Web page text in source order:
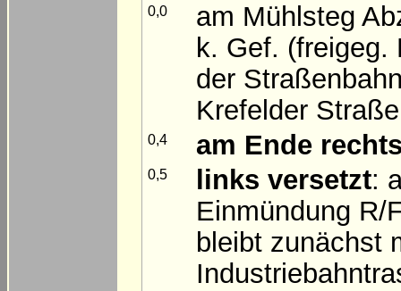
0,0
am Mühlsteg
k. Gef. (freigeg.
der
Krefelder Straße
0,4 am Ende
0,5 links versetzt:
Einmündung R/
bleibt zunächst